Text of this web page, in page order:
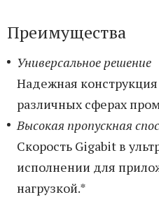
Преимущества
Универсальное решение
Надежная
различных сферах
Высокая пропускная
Скорость Gigabit в
исполнении для
нагрузкой.*